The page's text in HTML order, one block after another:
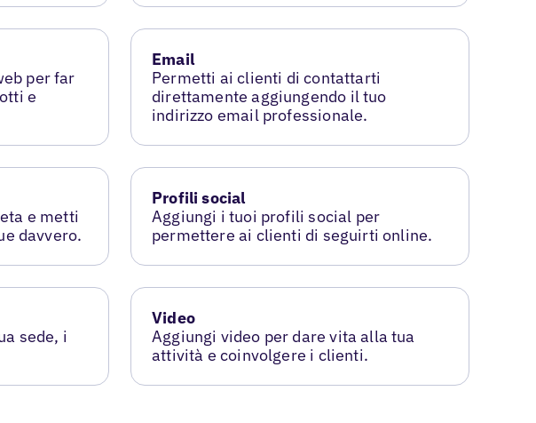
per far
e
Email
Permetti ai clienti di contattarti
direttamente aggiungendo il tuo
indirizzo email professionale.
e metti
davvero.
Profili social
Aggiungi i tuoi profili social per
permettere ai clienti di seguirti online.
sede, i
Video
Aggiungi video per dare vita alla tua
attività e coinvolgere i clienti.